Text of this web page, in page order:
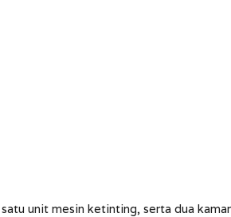
unit mesin ketinting, serta dua